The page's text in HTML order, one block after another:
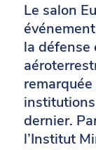
Le salon
la défense
dernier.
l’Institut